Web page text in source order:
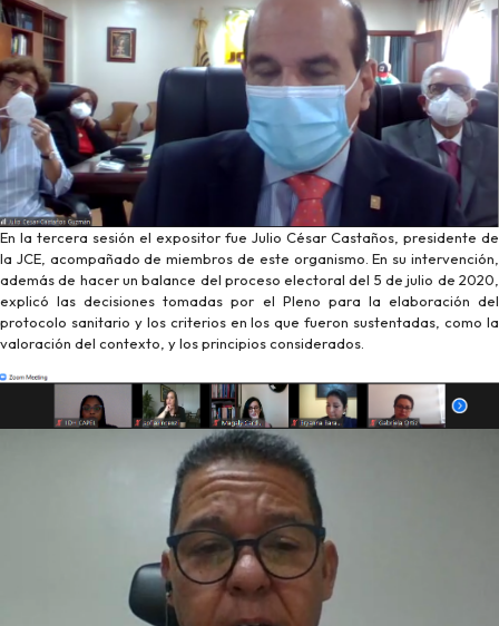
En la tercera sesión el expositor fue Julio César Castaños, presidente de
la JCE, acompañado de miembros de este organismo. En su intervención,
además de hacer un balance del proceso electoral del 5 de julio de 2020,
explicó las decisiones tomadas por el Pleno para la elaboración del
protocolo sanitario y los criterios en los que fueron sustentadas, como la
valoración del contexto, y los principios considerados.